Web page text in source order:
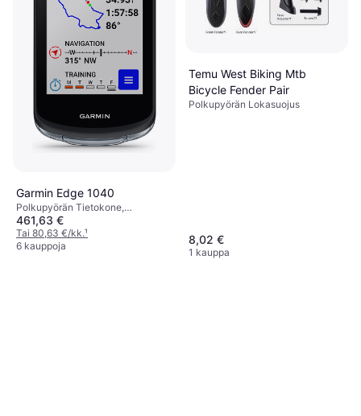
Garmin Edge 1040
Polkupyörän Tietokone,
Värinäyttö, Kosketusnäyttö,
Langaton, ANT+
461,63 €
Tai 80,63 €/kk.¹
6 kauppoja
Temu West Biking Mtb
Bicycle Fender Pair
Polkupyörän Lokasuojus
8,02 €
1 kauppa